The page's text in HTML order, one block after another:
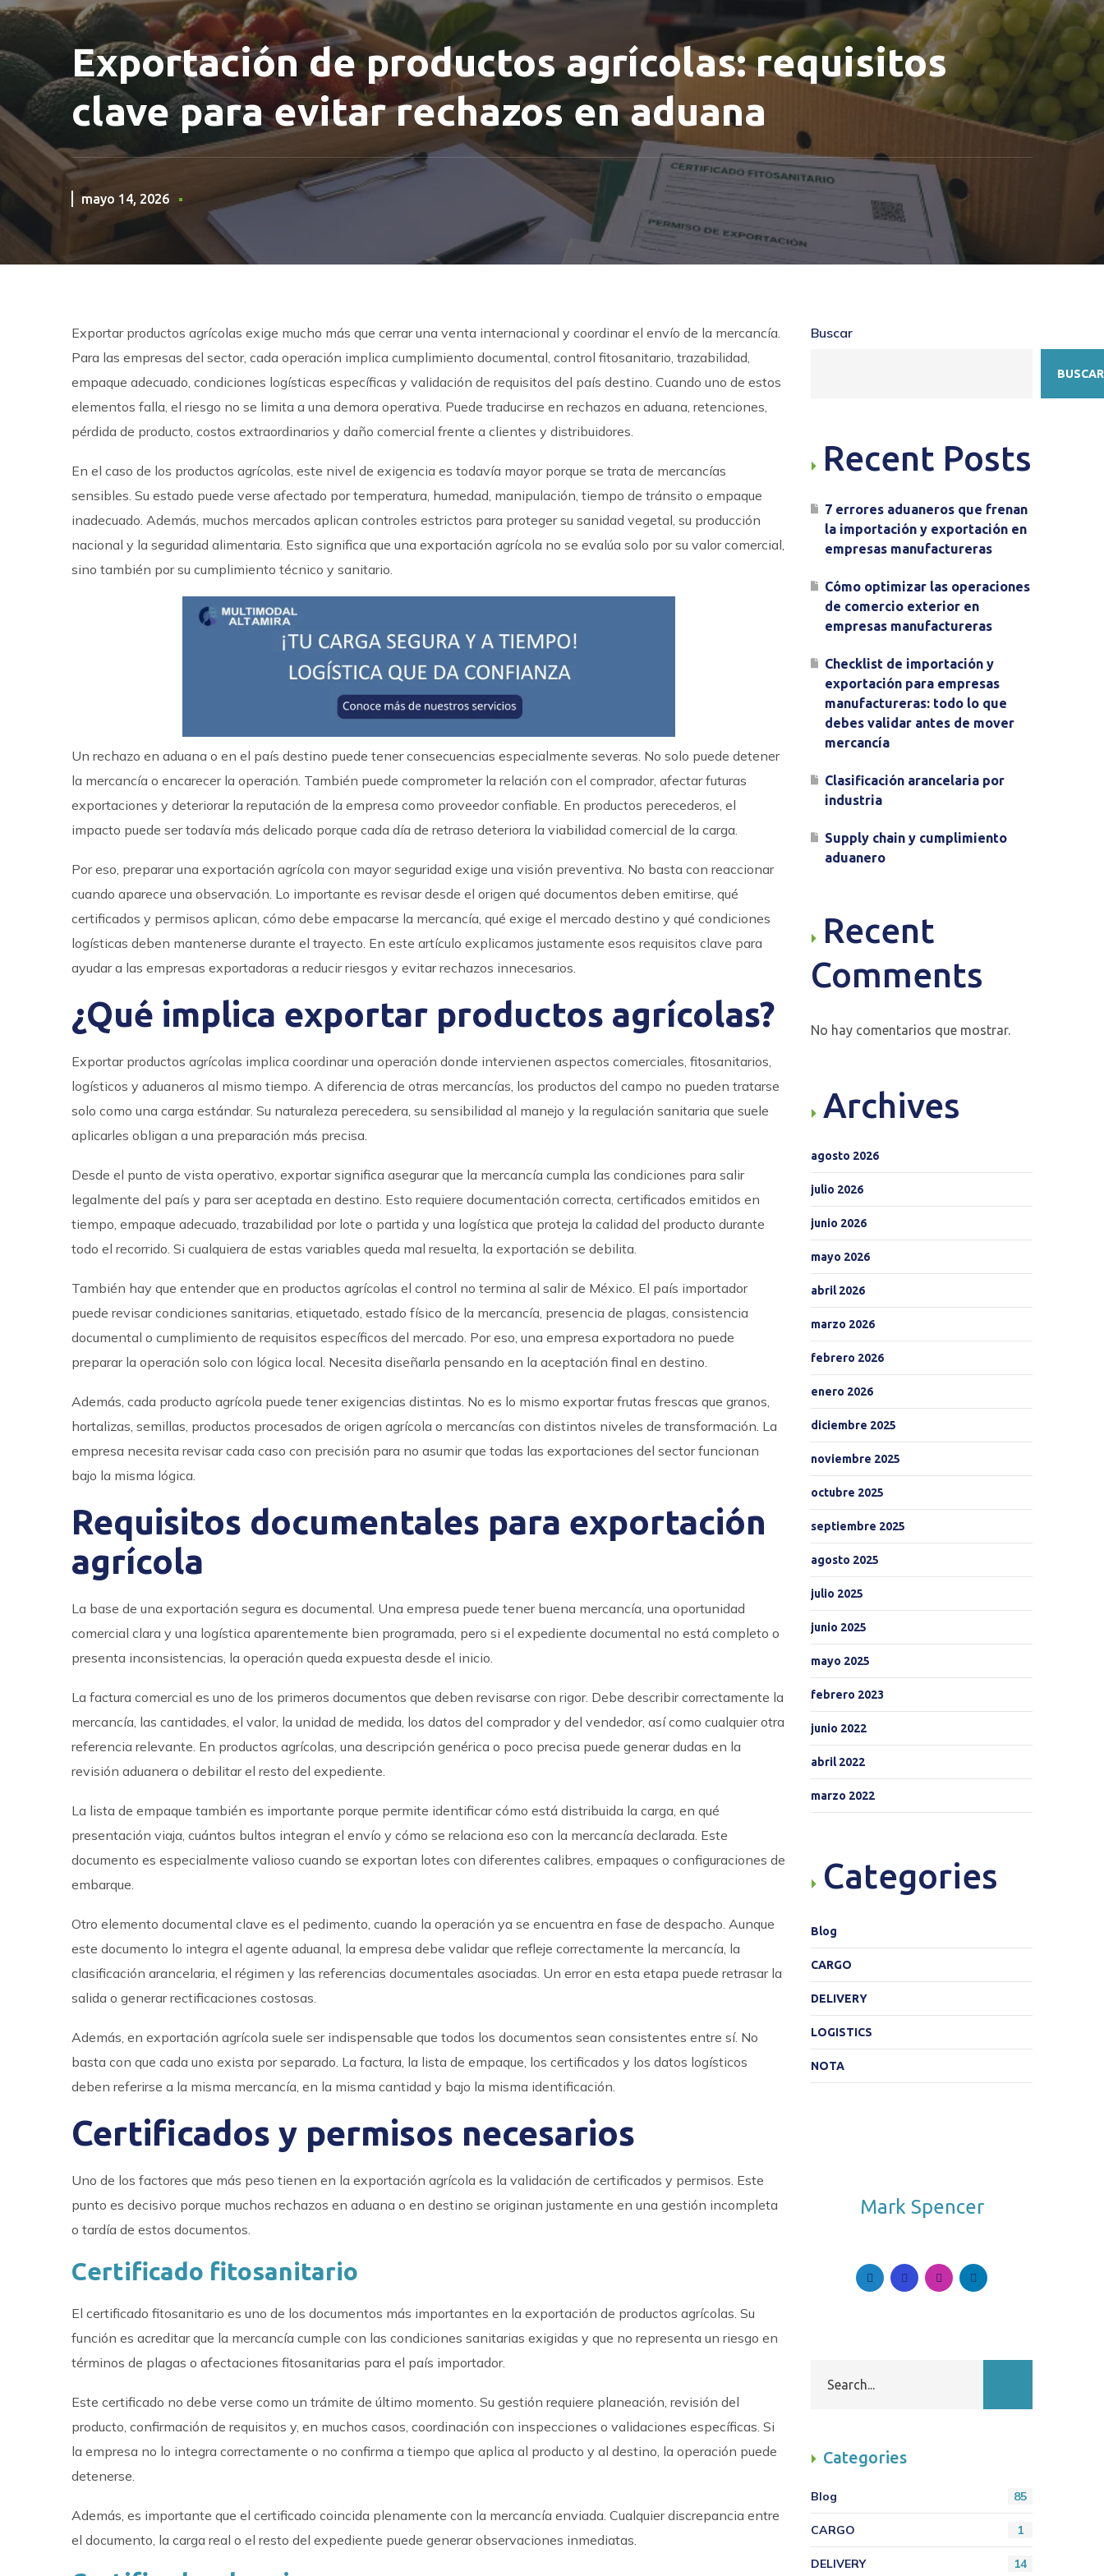
Exportación de productos agrícolas: requisitos
clave para evitar rechazos en aduana
mayo 14, 2026
Exportar productos agrícolas exige mucho más que cerrar una venta internacional y coordinar el envío de la mercancía.
Para las empresas del sector, cada operación implica cumplimiento documental, control fitosanitario, trazabilidad,
empaque adecuado, condiciones logísticas específicas y validación de requisitos del país destino. Cuando uno de estos
elementos falla, el riesgo no se limita a una demora operativa. Puede traducirse en rechazos en aduana, retenciones,
pérdida de producto, costos extraordinarios y daño comercial frente a clientes y distribuidores.
En el caso de los productos agrícolas, este nivel de exigencia es todavía mayor porque se trata de mercancías
sensibles. Su estado puede verse afectado por temperatura, humedad, manipulación, tiempo de tránsito o empaque
inadecuado. Además, muchos mercados aplican controles estrictos para proteger su sanidad vegetal, su producción
nacional y la seguridad alimentaria. Esto significa que una exportación agrícola no se evalúa solo por su valor comercial,
sino también por su cumplimiento técnico y sanitario.
Un rechazo en aduana o en el país destino puede tener consecuencias especialmente severas. No solo puede detener
la mercancía o encarecer la operación. También puede comprometer la relación con el comprador, afectar futuras
exportaciones y deteriorar la reputación de la empresa como proveedor confiable. En productos perecederos, el
impacto puede ser todavía más delicado porque cada día de retraso deteriora la viabilidad comercial de la carga.
Por eso, preparar una exportación agrícola con mayor seguridad exige una visión preventiva. No basta con reaccionar
cuando aparece una observación. Lo importante es revisar desde el origen qué documentos deben emitirse, qué
certificados y permisos aplican, cómo debe empacarse la mercancía, qué exige el mercado destino y qué condiciones
logísticas deben mantenerse durante el trayecto. En este artículo explicamos justamente esos requisitos clave para
ayudar a las empresas exportadoras a reducir riesgos y evitar rechazos innecesarios.
¿Qué implica exportar productos agrícolas?
Exportar productos agrícolas implica coordinar una operación donde intervienen aspectos comerciales, fitosanitarios,
logísticos y aduaneros al mismo tiempo. A diferencia de otras mercancías, los productos del campo no pueden tratarse
solo como una carga estándar. Su naturaleza perecedera, su sensibilidad al manejo y la regulación sanitaria que suele
aplicarles obligan a una preparación más precisa.
Desde el punto de vista operativo, exportar significa asegurar que la mercancía cumpla las condiciones para salir
legalmente del país y para ser aceptada en destino. Esto requiere documentación correcta, certificados emitidos en
tiempo, empaque adecuado, trazabilidad por lote o partida y una logística que proteja la calidad del producto durante
todo el recorrido. Si cualquiera de estas variables queda mal resuelta, la exportación se debilita.
También hay que entender que en productos agrícolas el control no termina al salir de México. El país importador
puede revisar condiciones sanitarias, etiquetado, estado físico de la mercancía, presencia de plagas, consistencia
documental o cumplimiento de requisitos específicos del mercado. Por eso, una empresa exportadora no puede
preparar la operación solo con lógica local. Necesita diseñarla pensando en la aceptación final en destino.
Además, cada producto agrícola puede tener exigencias distintas. No es lo mismo exportar frutas frescas que granos,
hortalizas, semillas, productos procesados de origen agrícola o mercancías con distintos niveles de transformación. La
empresa necesita revisar cada caso con precisión para no asumir que todas las exportaciones del sector funcionan
bajo la misma lógica.
Requisitos documentales para exportación
agrícola
La base de una exportación segura es documental. Una empresa puede tener buena mercancía, una oportunidad
comercial clara y una logística aparentemente bien programada, pero si el expediente documental no está completo o
presenta inconsistencias, la operación queda expuesta desde el inicio.
La factura comercial es uno de los primeros documentos que deben revisarse con rigor. Debe describir correctamente la
mercancía, las cantidades, el valor, la unidad de medida, los datos del comprador y del vendedor, así como cualquier otra
referencia relevante. En productos agrícolas, una descripción genérica o poco precisa puede generar dudas en la
revisión aduanera o debilitar el resto del expediente.
La lista de empaque también es importante porque permite identificar cómo está distribuida la carga, en qué
presentación viaja, cuántos bultos integran el envío y cómo se relaciona eso con la mercancía declarada. Este
documento es especialmente valioso cuando se exportan lotes con diferentes calibres, empaques o configuraciones de
embarque.
Otro elemento documental clave es el pedimento, cuando la operación ya se encuentra en fase de despacho. Aunque
este documento lo integra el agente aduanal, la empresa debe validar que refleje correctamente la mercancía, la
clasificación arancelaria, el régimen y las referencias documentales asociadas. Un error en esta etapa puede retrasar la
salida o generar rectificaciones costosas.
Además, en exportación agrícola suele ser indispensable que todos los documentos sean consistentes entre sí. No
basta con que cada uno exista por separado. La factura, la lista de empaque, los certificados y los datos logísticos
deben referirse a la misma mercancía, en la misma cantidad y bajo la misma identificación.
Certificados y permisos necesarios
Uno de los factores que más peso tienen en la exportación agrícola es la validación de certificados y permisos. Este
punto es decisivo porque muchos rechazos en aduana o en destino se originan justamente en una gestión incompleta
o tardía de estos documentos.
Certificado fitosanitario
El certificado fitosanitario es uno de los documentos más importantes en la exportación de productos agrícolas. Su
función es acreditar que la mercancía cumple con las condiciones sanitarias exigidas y que no representa un riesgo en
términos de plagas o afectaciones fitosanitarias para el país importador.
Este certificado no debe verse como un trámite de último momento. Su gestión requiere planeación, revisión del
producto, confirmación de requisitos y, en muchos casos, coordinación con inspecciones o validaciones específicas. Si
la empresa no lo integra correctamente o no confirma a tiempo que aplica al producto y al destino, la operación puede
detenerse.
Además, es importante que el certificado coincida plenamente con la mercancía enviada. Cualquier discrepancia entre
el documento, la carga real o el resto del expediente puede generar observaciones inmediatas.
Buscar
BUSCAR
Recent Posts
7 errores aduaneros que frenan
la importación y exportación en
empresas manufactureras
Cómo optimizar las operaciones
de comercio exterior en
empresas manufactureras
Checklist de importación y
exportación para empresas
manufactureras: todo lo que
debes validar antes de mover
mercancía
Clasificación arancelaria por
industria
Supply chain y cumplimiento
aduanero
Recent
Comments
No hay comentarios que mostrar.
Archives
agosto 2026
julio 2026
junio 2026
mayo 2026
abril 2026
marzo 2026
febrero 2026
enero 2026
diciembre 2025
noviembre 2025
octubre 2025
septiembre 2025
agosto 2025
julio 2025
junio 2025
mayo 2025
febrero 2023
junio 2022
abril 2022
marzo 2022
Categories
Blog
CARGO
DELIVERY
LOGISTICS
NOTA
Mark Spencer
Categories
Blog 85
CARGO 1
DELIVERY 14